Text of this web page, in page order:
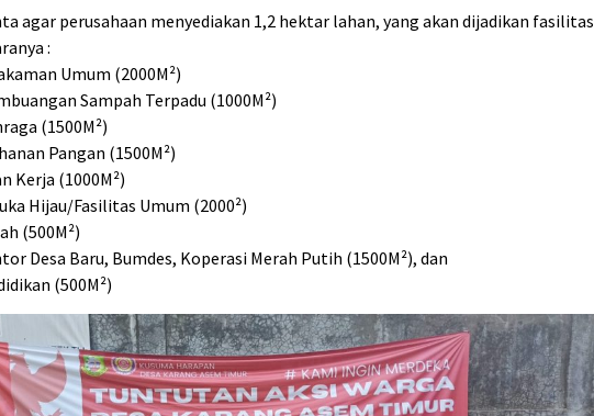
agar perusahaan menyediakan 1,2 hektar lahan, yang akan dijadikan fasilitas
:
Umum (2000M²)
Sampah Terpadu (1000M²)
(1500M²)
Pangan (1500M²)
Kerja (1000M²)
Hijau/Fasilitas Umum (2000²)
(500M²)
Desa Baru, Bumdes, Koperasi Merah Putih (1500M²), dan
(500M²)